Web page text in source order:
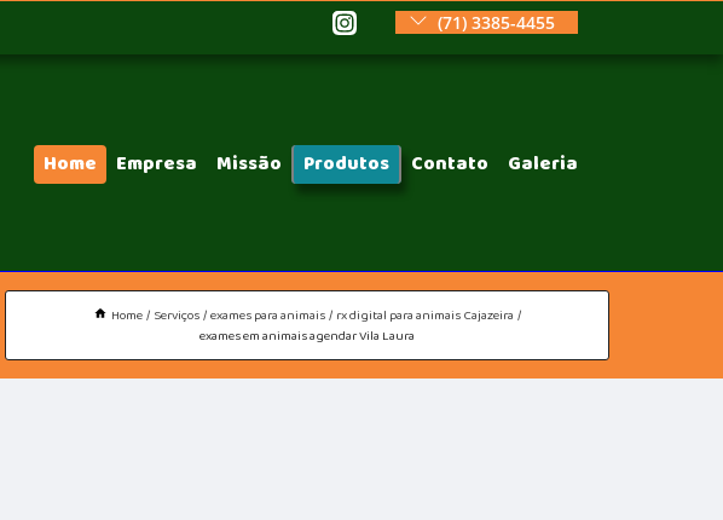
(71) 3385-4455
Home Empresa Missão Produtos Contato Galeria
Home Serviços exames para animais rx digital para animais Cajazeira
exames em animais agendar Vila Laura